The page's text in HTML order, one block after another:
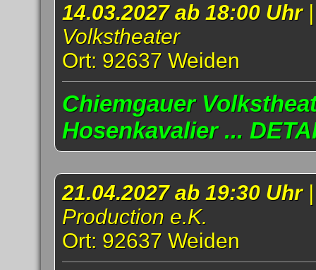
14.03.2027 ab 18:00 Uhr
Volkstheater
Ort: 92637 Weiden
Chiemgauer
Hosenkavalier ...
21.04.2027 ab 19:30 Uhr
Production e.K.
Ort: 92637 Weiden